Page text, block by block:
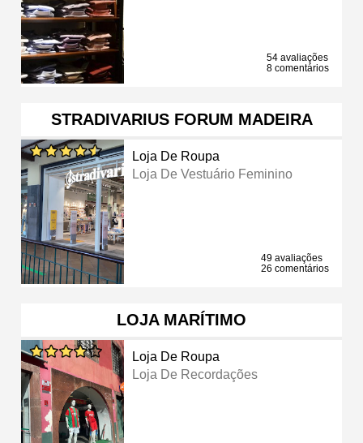
54 avaliações
8 comentários
STRADIVARIUS FORUM MADEIRA
Loja De Roupa
Loja De Vestuário Feminino
49 avaliações
26 comentários
LOJA MARÍTIMO
Loja De Roupa
Loja De Recordações